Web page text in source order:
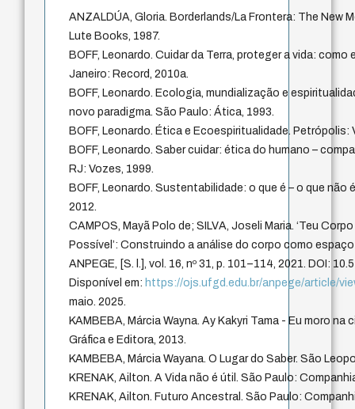
ANZALDÚA, Gloria. Borderlands/La Frontera: The New
Lute Books, 1987.
BOFF, Leonardo. Cuidar da Terra, proteger a vida: como
Janeiro: Record, 2010a.
BOFF, Leonardo. Ecologia, mundialização e
novo paradigma. São Paulo: Ática, 1993.
BOFF, Leonardo. Ética e Ecoespiritualidade. Petrópolis:
BOFF, Leonardo. Saber cuidar: ética do humano –
RJ: Vozes, 1999.
BOFF, Leonardo. Sustentabilidade: o que é – o que não
2012.
CAMPOS, Mayã Polo de; SILVA, Joseli Maria. ‘Teu
Possível’: Construindo a análise do corpo como
ANPEGE, [S. l.], vol. 16, nº 31, p. 101–114, 2021. DOI:
Disponível em: https://ojs.ufgd.edu.br/anpege/article/
maio. 2025.
KAMBEBA, Márcia Wayna. Ay Kakyri Tama - Eu moro na
Gráfica e Editora, 2013.
KAMBEBA, Márcia Wayana. O Lugar do Saber. São
KRENAK, Ailton. A Vida não é útil. São Paulo:
KRENAK, Ailton. Futuro Ancestral. São Paulo: